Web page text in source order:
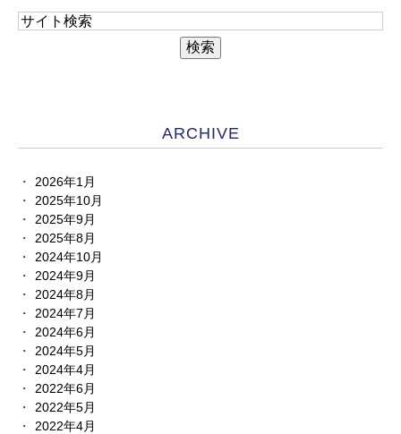
ARCHIVE
2026年1月
2025年10月
2025年9月
2025年8月
2024年10月
2024年9月
2024年8月
2024年7月
2024年6月
2024年5月
2024年4月
2022年6月
2022年5月
2022年4月